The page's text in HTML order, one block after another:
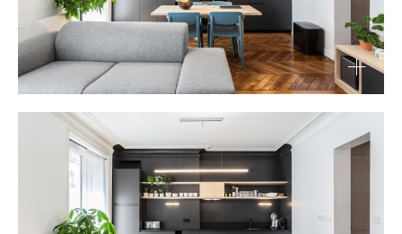
Rue de dunkerque — Paris IX: Rénovation
d’appartement
Découvrir